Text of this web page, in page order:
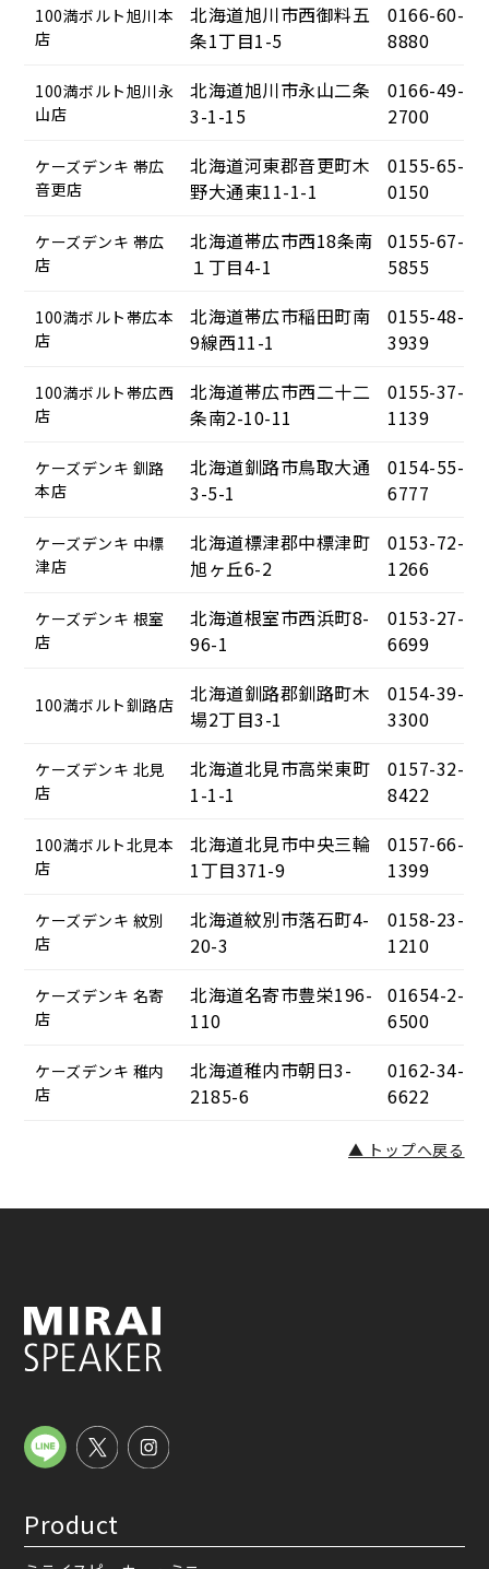
100満ボルト旭川本
店
北海道旭川市西御料五
条1丁目1-5
0166-60-
8880
100満ボルト旭川永
山店
北海道旭川市永山二条
3-1-15
0166-49-
2700
ケーズデンキ 帯広
音更店
北海道河東郡音更町木
野大通東11-1-1
0155-65-
0150
ケーズデンキ 帯広
店
北海道帯広市西18条南
１丁目4-1
0155-67-
5855
100満ボルト帯広本
店
北海道帯広市稲田町南
9線西11-1
0155-48-
3939
100満ボルト帯広西
店
北海道帯広市西二十二
条南2-10-11
0155-37-
1139
ケーズデンキ 釧路
本店
北海道釧路市鳥取大通
3-5-1
0154-55-
6777
ケーズデンキ 中標
津店
北海道標津郡中標津町
旭ヶ丘6-2
0153-72-
1266
ケーズデンキ 根室
店
北海道根室市西浜町8-
96-1
0153-27-
6699
100満ボルト釧路店
北海道釧路郡釧路町木
場2丁目3-1
0154-39-
3300
ケーズデンキ 北見
店
北海道北見市高栄東町
1-1-1
0157-32-
8422
100満ボルト北見本
店
北海道北見市中央三輪
1丁目371-9
0157-66-
1399
ケーズデンキ 紋別
店
北海道紋別市落石町4-
20-3
0158-23-
1210
ケーズデンキ 名寄
店
北海道名寄市豊栄196-
110
01654-2-
6500
ケーズデンキ 稚内
店
北海道稚内市朝日3-
2185-6
0162-34-
6622
▲ トップへ戻る
Product